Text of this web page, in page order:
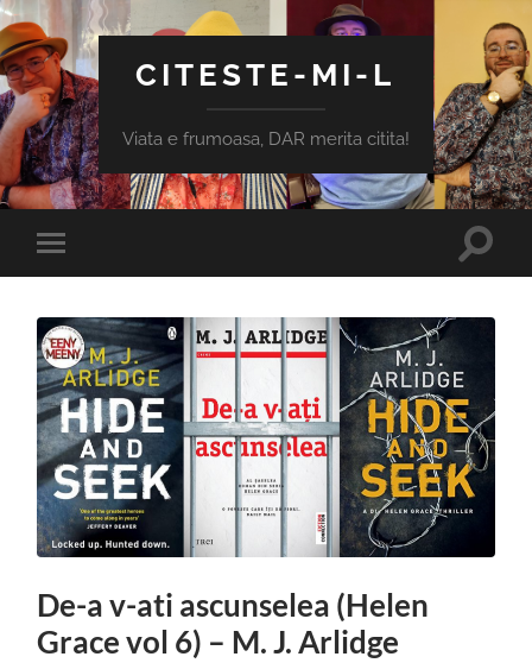
CITESTE-MI-L
Viata e frumoasa, DAR merita citita!
Toggle
mobile
Toggle
De-a v-ati ascunselea (Helen
Grace vol 6) – M. J. Arlidge